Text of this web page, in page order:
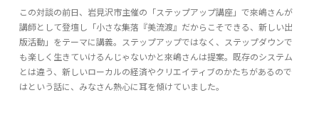
この対談の前日、岩見沢市主催の「ステップアップ講座」で來嶋さんが
講師として登壇し「小さな集落『美流渡』だからこそできる、新しい出
版活動」をテーマに講義。ステップアップではなく、ステップダウンで
も楽しく生きていけるんじゃないかと來嶋さんは提案。既存のシステム
とは違う、新しいローカルの経済やクリエイティブのかたちがあるので
はという話に、みなさん熱心に耳を傾けていました。